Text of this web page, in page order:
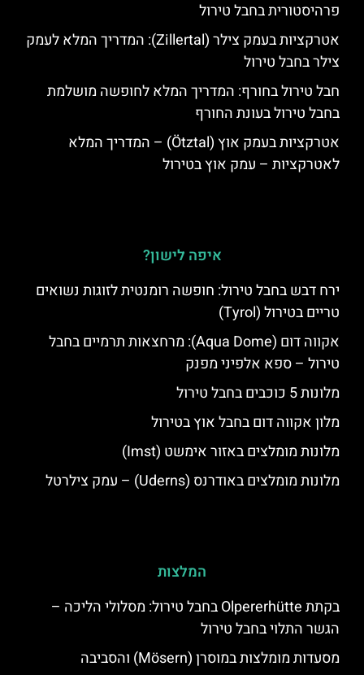
פרהיסטורית בחבל טירול
אטרקציות בעמק צילר (Zillertal): המדריך המלא לעמק
צילר בחבל טירול
חבל טירול בחורף: המדריך המלא לחופשה מושלמת
בחבל טירול בעונת החורף
אטרקציות בעמק אוץ (Ötztal) – המדריך המלא
לאטרקציות – עמק אוץ בטירול
איפה לישון?
ירח דבש בחבל טירול: חופשה רומנטית לזוגות נשואים
טריים בטירול (Tyrol)
אקווה דום (Aqua Dome): מרחצאות תרמיים בחבל
טירול – ספא אלפיני מפנק
מלונות 5 כוכבים בחבל טירול
מלון אקווה דום בחבל אוץ בטירול
מלונות מומלצים באזור אימשט (Imst)
מלונות מומלצים באודרנס (Uderns) – עמק צילרטל
המלצות
בקתת Olpererhütte בחבל טירול: מסלולי הליכה –
הגשר התלוי בחבל טירול
מסעדות מומלצות במוסרן (Mösern) והסביבה